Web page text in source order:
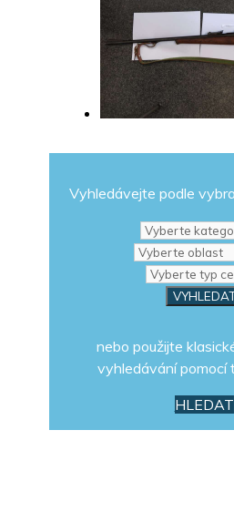
Vyhledávejte podle
nebo použijte
vyhledávání pomocí
HLEDAT